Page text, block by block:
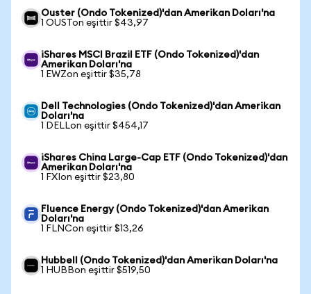
Ouster (Ondo Tokenized)'dan Amerikan Doları'na
1 OUSTon eşittir $43,97
iShares MSCI Brazil ETF (Ondo Tokenized)'dan
Amerikan Doları'na
1 EWZon eşittir $35,78
Dell Technologies (Ondo Tokenized)'dan Amerikan
Doları'na
1 DELLon eşittir $454,17
iShares China Large-Cap ETF (Ondo Tokenized)'dan
Amerikan Doları'na
1 FXIon eşittir $23,80
Fluence Energy (Ondo Tokenized)'dan Amerikan
Doları'na
1 FLNCon eşittir $13,26
Hubbell (Ondo Tokenized)'dan Amerikan Doları'na
1 HUBBon eşittir $519,50